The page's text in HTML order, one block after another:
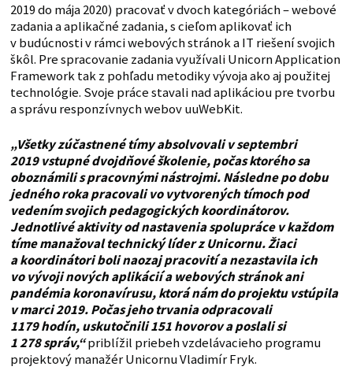
2019 do mája 2020) pracovať v dvoch kategóriách – webové
zadania a aplikačné zadania, s cieľom aplikovať ich
v budúcnosti v rámci webových stránok a IT riešení svojich
škôl. Pre spracovanie zadania využívali Unicorn Application
Framework tak z pohľadu metodiky vývoja ako aj použitej
technológie. Svoje práce stavali nad aplikáciou pre tvorbu
a správu responzívnych webov uuWebKit.
„Všetky zúčastnené tímy absolvovali v septembri
2019 vstupné dvojdňové školenie, počas ktorého sa
oboznámili s pracovnými nástrojmi. Následne po dobu
jedného roka pracovali vo vytvorených tímoch pod
vedením svojich pedagogických koordinátorov.
Jednotlivé aktivity od nastavenia spolupráce v každom
tíme manažoval technický líder z Unicornu. Žiaci
a koordinátori boli naozaj pracovití a nezastavila ich
vo vývoji nových aplikácií a webových stránok ani
pandémia koronavírusu, ktorá nám do projektu vstúpila
v marci 2019. Počas jeho trvania odpracovali
1179 hodín, uskutočnili 151 hovorov a poslali si
1 278 správ,“priblížil priebeh vzdelávacieho programu
projektový manažér Unicornu Vladimír Fryk.